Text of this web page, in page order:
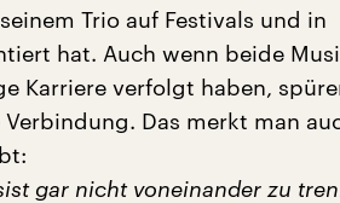
Trio auf Festivals und in
hat. Auch wenn beide
Karriere verfolgt haben,
Das merkt man
gar nicht voneinander zu